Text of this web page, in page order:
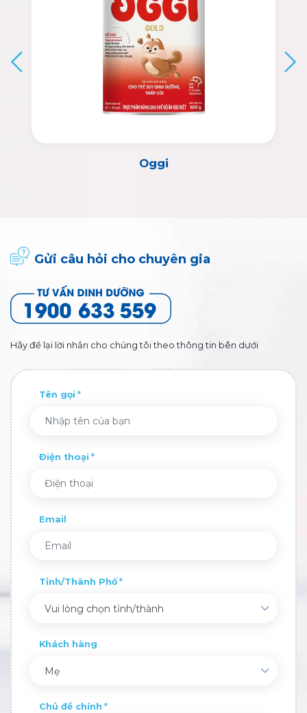
Vitagrow
Gửi câu hỏi cho chuyên gia
Hãy để lại lời nhắn cho chúng tôi theo thông tin bên dưới
Tên gọi
Điện thoại
Email
Tỉnh/Thành Phố
Vui lòng chọn tỉnh/thành
Khách hàng
Mẹ
Chủ đề chính